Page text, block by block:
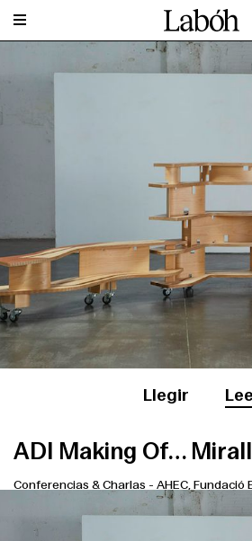
Llegir
ADI Making Of…
Conferencias & Charlas - AHEC, Fundació